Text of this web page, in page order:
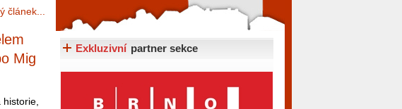
článek...
Mig
Exkluzivní partner sekce